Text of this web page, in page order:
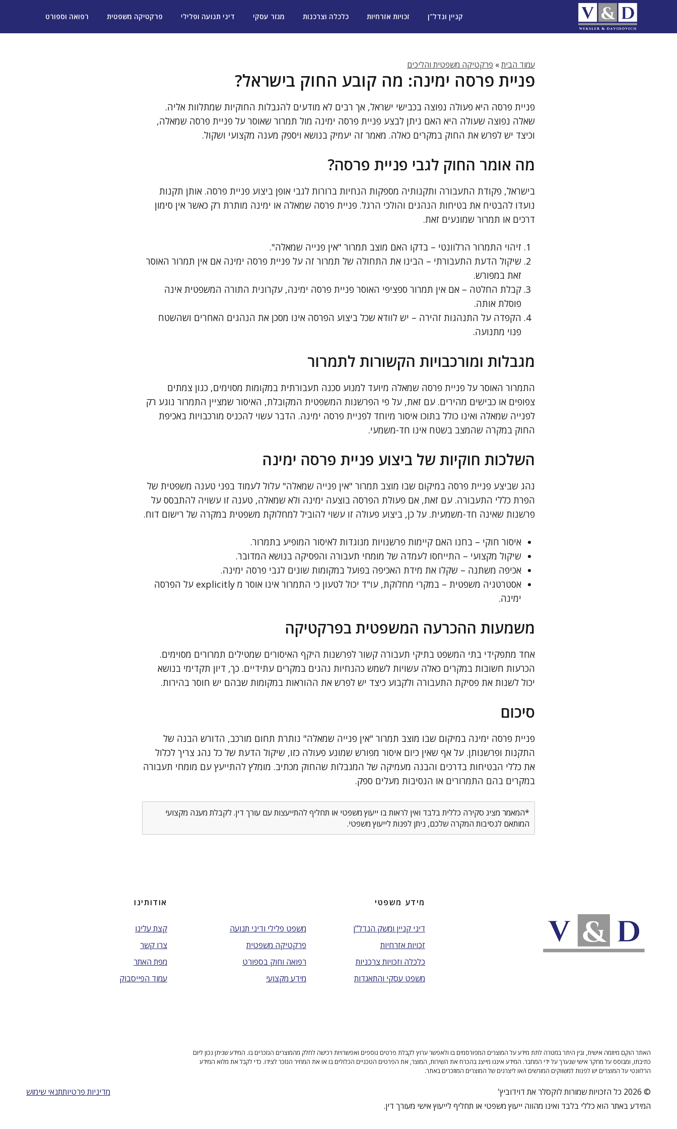
קניין ונדל"ן זכויות אזרחיות כלכלה וצרכנות מגזר עסקי דיני תנועה ופלילי פרקטיקה משפטית רפואה וספורט
עמוד הבית» פרקטיקה משפטית והליכים
פניית פרסה ימינה: מה קובע החוק בישראל?
פניית פרסה היא פעולה נפוצה בכבישי ישראל, אך רבים לא מודעים להגבלות החוקיות שמתלוות אליה.
שאלה נפוצה שעולה היא האם ניתן לבצע פניית פרסה ימינה מול תמרור שאוסר על פניית פרסה שמאלה,
וכיצד יש לפרש את החוק במקרים כאלה. מאמר זה יעמיק בנושא ויספק מענה מקצועי ושקול.
מה אומר החוק לגבי פניית פרסה?
בישראל, פקודת התעבורה ותקנותיה מספקות הנחיות ברורות לגבי אופן ביצוע פניית פרסה. אותן תקנות
נועדו להבטיח את בטיחות הנהגים והולכי הרגל. פניית פרסה שמאלה או ימינה מותרת רק כאשר אין סימון
דרכים או תמרור שמונעים זאת.
זיהוי התמרור הרלוונטי – בדקו האם מוצב תמרור "אין פנייה שמאלה".
שיקול הדעת התעבורתי – הבינו את התחולה של תמרור זה על פניית פרסה ימינה אם אין תמרור האוסר
זאת במפורש.
קבלת החלטה – אם אין תמרור ספציפי האוסר פניית פרסה ימינה, עקרונית התורה המשפטית אינה
פוסלת אותה.
הקפדה על התנהגות זהירה – יש לוודא שכל ביצוע הפרסה אינו מסכן את הנהגים האחרים ושהשטח
פנוי מתנועה.
מגבלות ומורכבויות הקשורות לתמרור
התמרור האוסר על פניית פרסה שמאלה מיועד למנוע סכנה תעבורתית במקומות מסוימים, כגון צמתים
צפופים או כבישים מהירים. עם זאת, על פי הפרשנות המשפטית המקובלת, האיסור שמציין התמרור נוגע רק
לפנייה שמאלה ואינו כולל בתוכו איסור מיוחד לפניית פרסה ימינה. הדבר עשוי להכניס מורכבויות באכיפת
החוק במקרה שהמצב בשטח אינו חד-משמעי.
השלכות חוקיות של ביצוע פניית פרסה ימינה
נהג שביצע פניית פרסה במיקום שבו מוצב תמרור "אין פנייה שמאלה" עלול לעמוד בפני טענה משפטית של
הפרת כללי התעבורה. עם זאת, אם פעולת הפרסה בוצעה ימינה ולא שמאלה, טענה זו עשויה להתבסס על
פרשנות שאינה חד-משמעית. על כן, ביצוע פעולה זו עשוי להוביל למחלוקת משפטית במקרה של רישום דוח.
איסור חוקי – בחנו האם קיימות פרשנויות מנוגדות לאיסור המופיע בתמרור.
שיקול מקצועי – התייחסו לעמדה של מומחי תעבורה והפסיקה בנושא המדובר.
אכיפה משתנה – שקלו את מידת האכיפה בפועל במקומות שונים לגבי פרסה ימינה.
אסטרטגיה משפטית – במקרי מחלוקת, עו"ד יכול לטעון כי התמרור אינו אוסר מ explicitly על הפרסה
ימינה.
משמעות ההכרעה המשפטית בפרקטיקה
אחד מתפקידי בתי המשפט בתיקי תעבורה קשור לפרשנות היקף האיסורים שמטילים תמרורים מסוימים.
הכרעות חשובות במקרים כאלה עשויות לשמש כהנחיות נהגים במקרים עתידיים. כך, דיון תקדימי בנושא
יכול לשנות את פסיקת התעבורה ולקבוע כיצד יש לפרש את ההוראות במקומות שבהם יש חוסר בהירות.
סיכום
פניית פרסה ימינה במיקום שבו מוצב תמרור "אין פנייה שמאלה" נותרת תחום מורכב, הדורש הבנה של
התקנות ופרשנותן. על אף שאין כיום איסור מפורש שמונע פעולה כזו, שיקול הדעת של כל נהג צריך לכלול
את כללי הבטיחות בדרכים והבנה מעמיקה של המגבלות שהחוק מכתיב. מומלץ להתייעץ עם מומחי תעבורה
במקרים בהם התמרורים או הנסיבות מעלים ספק.
*המאמר מציג סקירה כללית בלבד ואין לראות בו ייעוץ משפטי או תחליף להתייעצות עם עורך דין. לקבלת מענה מקצועי
המותאם לנסיבות המקרה שלכם, ניתן לפנות לייעוץ משפטי.
מידע משפטי
דיני קניין ומשק הנדל"ן
זכויות אזרחיות
כלכלה וזכויות צרכניות
משפט עסקי והתאגדות
משפט פלילי ודיני תנועה
פרקטיקה משפטית
רפואה וחוק בספורט
מידע מקצועי
אודותינו
קצת עלינו
צרו קשר
מפת האתר
עמוד הפייסבוק
האתר הוקם מיוזמה אישית, ובין היתר במטרה לתת מידע על המוצרים המפורסמים בו ולאפשר ערוץ לקבלת פרטים נוספים ואפשרויות רכישה לחלק מהמוצרים הנזכרים בו. המידע שניתן נכון ליום
כתיבתו, ומבוסס על מחקר אישי שנערך על ידי המחבר. המידע איננו מייצג בהכרח את השירות, המוצר, את הפרטים הטכניים הכלולים בו או את המחיר הנזכר לצידו. כדי לקבל את מלוא המידע
הרלוונטי על המוצרים יש לפנות למשווקים המורשים ו/או ליצרנים של המוצרים המוזכרים באתר.
© 2026 כל הזכויות שמורות לוקסלר את דוידוביץ'
המידע באתר הוא כללי בלבד ואינו מהווה ייעוץ משפטי או תחליף לייעוץ אישי מעורך דין.
מדיניות פרטיותתנאי שימוש